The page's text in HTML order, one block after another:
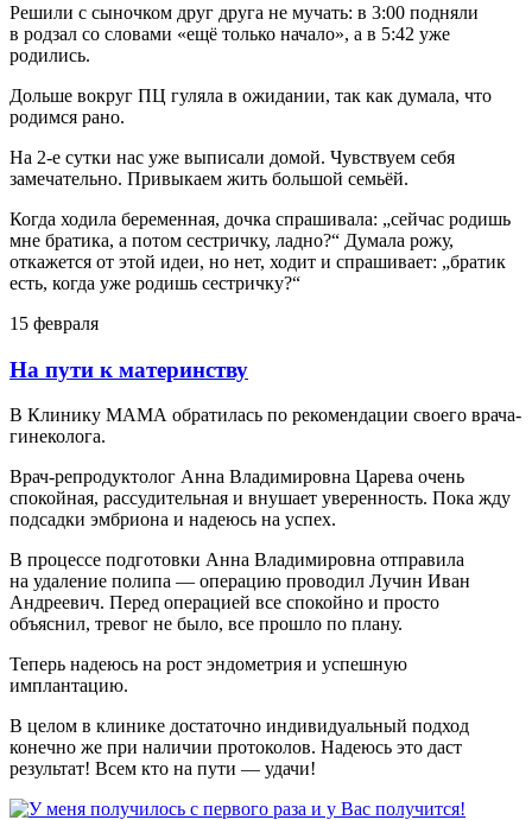
Решили с сыночком друг друга не мучать: в 3:00 подняли
в родзал со словами «ещё только начало», а в 5:42 уже
родились.
Дольше вокруг ПЦ гуляла в ожидании, так как думала, что
родимся рано.
На 2-е сутки нас уже выписали домой. Чувствуем себя
замечательно. Привыкаем жить большой семьёй.
Когда ходила беременная, дочка спрашивала: „сейчас родишь
мне братика, а потом сестричку, ладно?“ Думала рожу,
откажется от этой идеи, но нет, ходит и спрашивает: „братик
есть, когда уже родишь сестричку?“
15 февраля
На пути к материнству
В Клинику МАМА обратилась по рекомендации своего врача-
гинеколога.
Врач-репродуктолог Анна Владимировна Царева очень
спокойная, рассудительная и внушает уверенность. Пока жду
подсадки эмбриона и надеюсь на успех.
В процессе подготовки Анна Владимировна отправила
на удаление полипа — операцию проводил Лучин Иван
Андреевич. Перед операцией все спокойно и просто
объяснил, тревог не было, все прошло по плану.
Теперь надеюсь на рост эндометрия и успешную
имплантацию.
В целом в клинике достаточно индивидуальный подход
конечно же при наличии протоколов. Надеюсь это даст
результат! Всем кто на пути — удачи!